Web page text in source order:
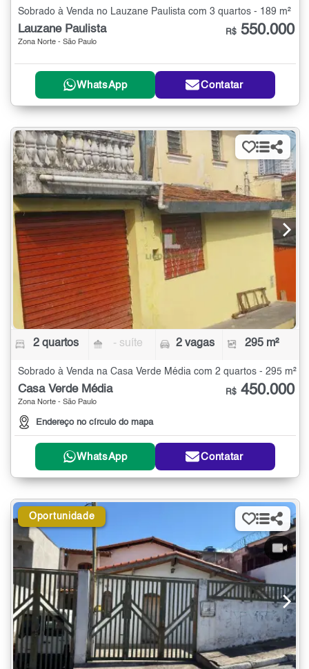
Sobrado à Venda no Lauzane Paulista com 3 quartos - 189 m²
Lauzane Paulista
Zona Norte - São Paulo
R$ 550.000
WhatsApp Contatar
2 quartos - suíte 2 vagas 295 m²
Sobrado à Venda na Casa Verde Média com 2 quartos - 295 m²
Casa Verde Média
Zona Norte - São Paulo
Endereço no círculo do mapa
R$ 450.000
WhatsApp Contatar
Oportunidade